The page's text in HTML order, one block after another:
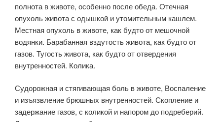
полнота в животе, особенно после обеда. Отечная
опухоль живота с одышкой и утомительным кашлем.
Местная опухоль в животе, как будто от мешочной
водянки. Барабанная вздутость живота, как будто от
газов. Тугость живота, как будто от отвердения
внутренностей. Колика.
Судорожная и стягивающая боль в животе, Воспаление
и изъязвление брюшных внутренностей. Скопление и
задержание газов, с коликой и напором до подреберий.